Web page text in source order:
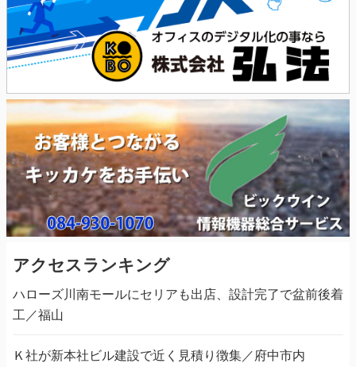
アクセスランキング
ハローズ川南モールにセリアも出店、設計完了で盆前後着
工／福山
Ｋ社が新本社ビル建設で近く見積り徴集／府中市内